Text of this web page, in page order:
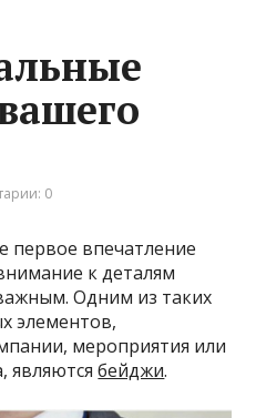
0
первое впечатление
к деталям
Одним из таких
элементов,
мероприятия или
являютсябейджи.